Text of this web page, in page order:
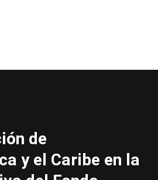
de
y el Caribe en la